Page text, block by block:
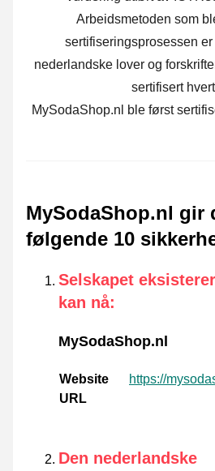
Arbeidsmetoden som
sertifiseringsprosessen
nederlandske lover og
sertifisert
MySodaShop.nl ble først
MySodaShop.nl gir
følgende 10
Selskapet
kan nå:
MySodaShop.nl
Website
URL
https://
Den nederlandske